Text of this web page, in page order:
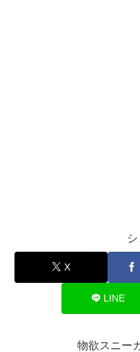
X
LINE
物欲スニー